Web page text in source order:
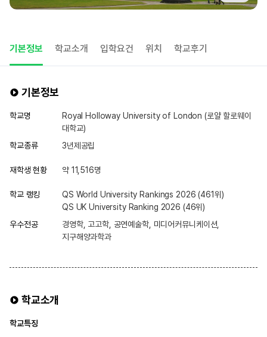
기본정보 학교소개 입학요건 위치 학교후기
기본정보
학교명
Royal Holloway University of London (로얄 할로웨이
대학교)
학교종류
3년제공립
재학생 현황 약 11,516명
학교 랭킹
QS World University Rankings 2026 (461위)
QS UK University Ranking 2026 (46위)
우수전공
경영학, 고고학, 공연예술학, 미디어커뮤니케이션,
지구해양과학과
학교소개
학교특징